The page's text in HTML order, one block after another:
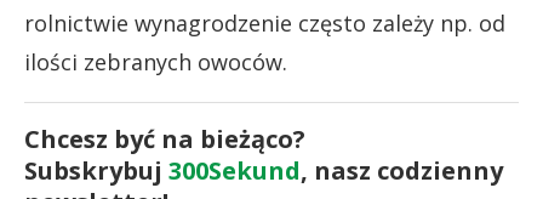
rolnictwie wynagrodzenie często zależy np. od
ilości zebranych owoców.
Chcesz być na bieżąco?
Subskrybuj 300Sekund, nasz codzienny